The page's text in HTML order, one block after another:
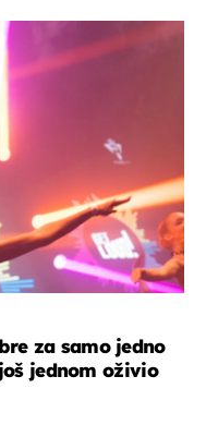
za samo jedno
jednom oživio